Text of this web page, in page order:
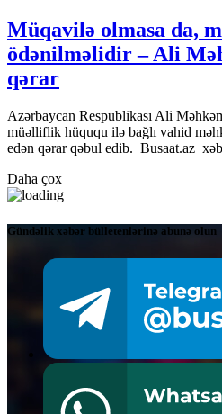
Müqavilə olmasa da,
ödənilməlidir – Ali
qərar
Azərbaycan Respublikası Ali
müəlliflik hüququ ilə bağlı vahid
edən qərar qəbul edib. Busaat.az
Daha çox
Gündəlik xəbər bülletenlərinə abunə olun